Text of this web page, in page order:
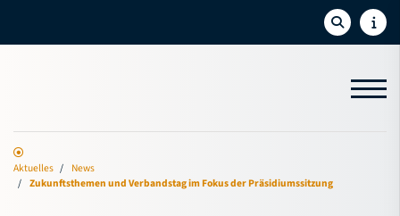
Aktuelles
News
Zukunftsthemen und Verbandstag im Fokus der Präsidiumssitzung